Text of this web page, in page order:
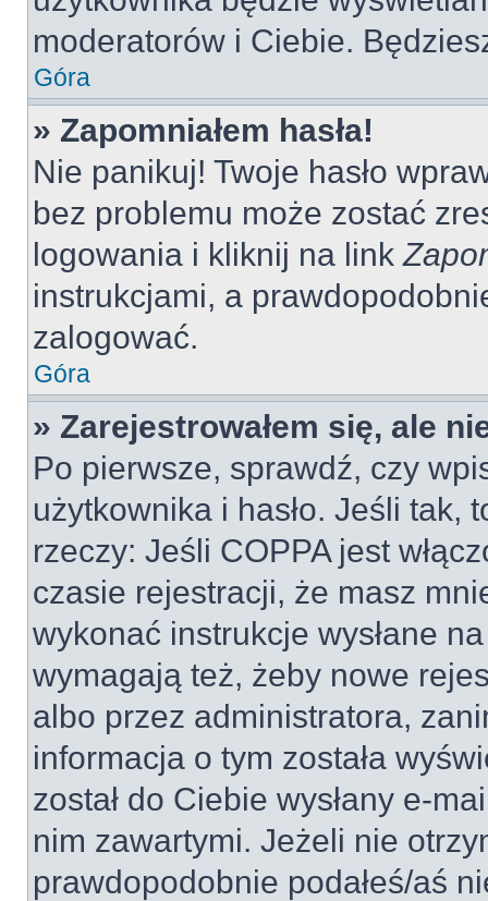
moderatorów i Ciebie.
Góra
» Zapomniałem hasła!
Nie panikuj! Twoje hasło
bez problemu może zostać
logowania i kliknij na link
instrukcjami, a
zalogować.
Góra
» Zarejestrowałem się, ale
Po pierwsze, sprawdź, czy
użytkownika i hasło. Jeśli tak,
rzeczy: Jeśli COPPA jest
czasie rejestracji, że masz
wykonać instrukcje wysłane
wymagają też, żeby nowe
albo przez administratora,
informacja o tym została
został do Ciebie wysłany e-
nim zawartymi. Jeżeli nie
prawdopodobnie podałeś/aś